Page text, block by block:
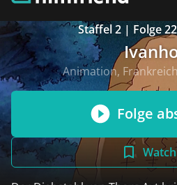
Staffel 2 | Folge
Animation,
Folge